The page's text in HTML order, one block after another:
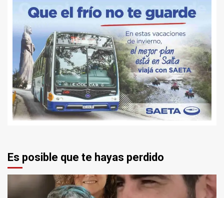
Es posible que te hayas perdido